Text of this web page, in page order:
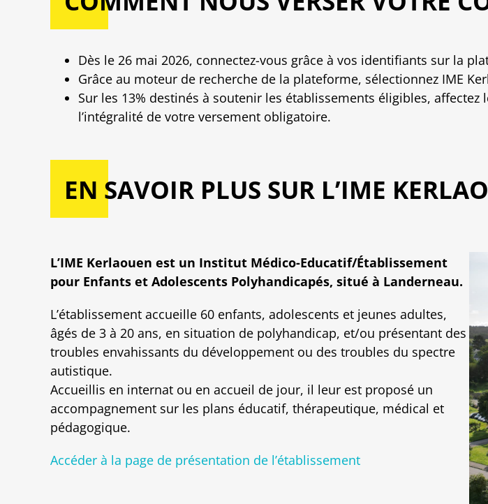
Dès le 26 mai 2026, connectez-vous grâce à vos identifiants sur la
Grâce au moteur de recherche de la plateforme, sélectionnez IME
Sur les 13% destinés à soutenir les établissements éligibles,
l’intégralité de votre versement obligatoire.
EN SAVOIR PLUS SUR L’IME
L’IME Kerlaouen est un Institut Médico-Educatif/Établissement
pour Enfants et Adolescents Polyhandicapés, situé à Landerneau.
L’établissement accueille 60 enfants, adolescents et jeunes adultes,
âgés de 3 à 20 ans, en situation de polyhandicap, et/ou présentant des
troubles envahissants du développement ou des troubles du spectre
autistique.
Accueillis en internat ou en accueil de jour, il leur est proposé un
accompagnement sur les plans éducatif, thérapeutique, médical et
pédagogique.
Accéder à la page de présentation de l’établissement